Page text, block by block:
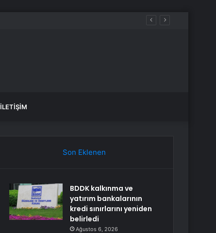
İLETIŞIM
Son Eklenen
BDDK kalkınma ve
yatırım bankalarının
kredi sınırlarını yeniden
belirledi
Ağustos 6, 2026